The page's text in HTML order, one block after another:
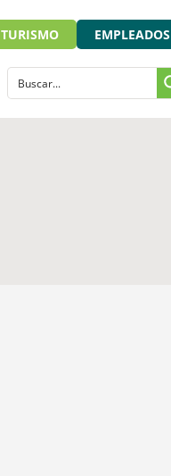
TURISMO EMPLEADOS